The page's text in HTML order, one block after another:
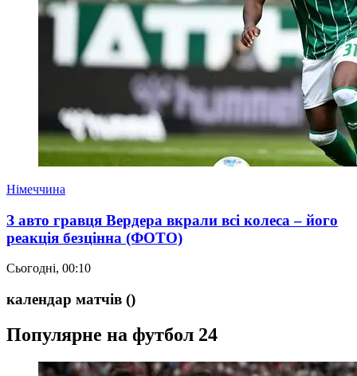
Німеччина
З авто гравця Вердера вкрали всі колеса – його
реакція безцінна (ФОТО)
Сьогодні, 00:10
календар матчів ()
Популярне на футбол 24